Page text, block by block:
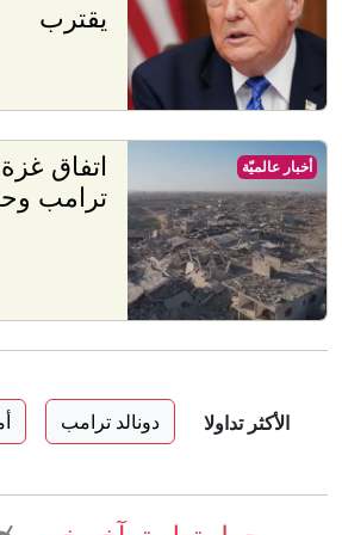
يقترب
اتفاق
ترامب
أخبار عالميّة
الأكثر تداولا دونالد ترامب